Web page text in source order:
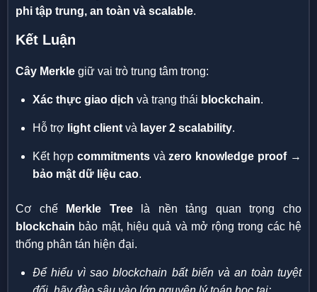
phi tập trung, an toàn và scalable.
Kết Luận
Cây Merkle giữ vai trò trung tâm trong:
Xác thực giao dịch và trạng thái blockchain.
Hỗ trợ light client và layer 2 scalability.
Kết hợp commitmentsvàzero knowledge proof→
bảo mật dữ liệu cao.
Cơ chế Merkle Treelà nền tảng quan trọng cho
blockchain bảo mật, hiệu quả và mở rộng trong các hệ
thống phân tán hiện đại.
Để hiểu vì sao blockchain bất biến và an toàn tuyệt